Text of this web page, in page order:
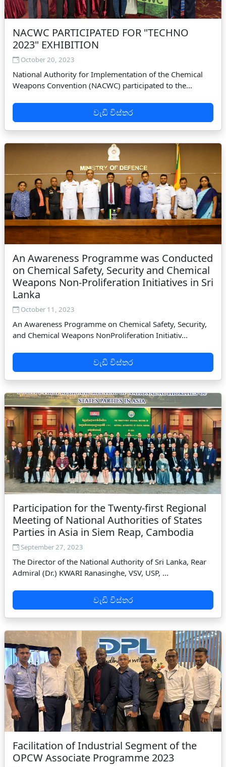
NACWC PARTICIPATED FOR "TECHNO
2023" EXHIBITION
October 20, 2023
National Authority for Implementation of the Chemical
Weapons Convention (NACWC) participated to the...
වැඩි විස්තර
An Awareness Programme was Conducted
on Chemical Safety, Security and Chemical
Weapons Non-Proliferation Initiatives in Sri
Lanka
October 11, 2023
An Awareness Programme on Chemical Safety, Security,
and Chemical Weapons NonProliferation Initiativ...
වැඩි විස්තර
Participation for the Twenty-first Regional
Meeting of National Authorities of States
Parties in Asia in Siem Reap, Cambodia
September 27, 2023
The Director of the National Authority of Sri Lanka, Rear
Admiral (Dr.) KWARI Ranasinghe, VSV, USP, ...
වැඩි විස්තර
Facilitation of Industrial Segment of the
OPCW Associate Programme 2023